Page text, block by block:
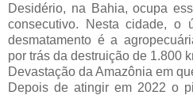
Desidério, na Bahia, ocupa
consecutivo. Nesta cidade, o
desmatamento é a
por trás da destruição de 1.800
Devastação da Amazônia em
Depois de atingir em 2022 o